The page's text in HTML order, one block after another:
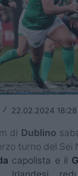
Championship
Cup
/ 22.02.2024 18:28
di Dublino
turno del Sei
capolista e il